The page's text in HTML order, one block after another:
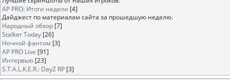
AP PRO: Итоги недели [4]
Дайджест по материалам сайта за прошедшую неделю.
Народный обзор [7]
Stalker Today [26]
Ночной фантом [3]
AP PRO Live [91]
Интервью [23]
S.T.A.L.K.E.R.: DayZ RP [3]